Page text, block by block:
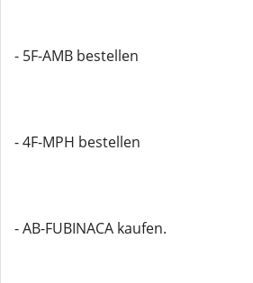
- 5F-AMB bestellen
- 4F-MPH bestellen
- AB-FUBINACA kaufen.